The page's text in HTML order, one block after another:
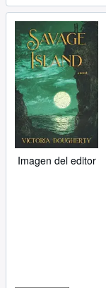
Imagen del editor